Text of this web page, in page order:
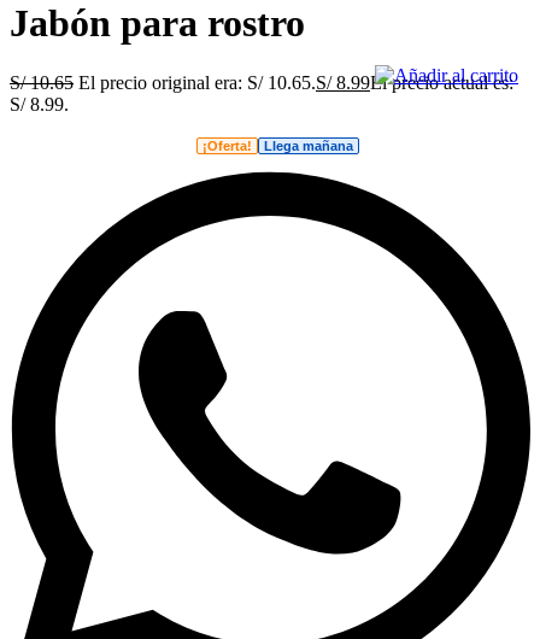
Jabón para rostro
S/10.65 El precio original era: S/ 10.65.S/8.99El precio actual es:
S/ 8.99.
¡Oferta! Llega mañana